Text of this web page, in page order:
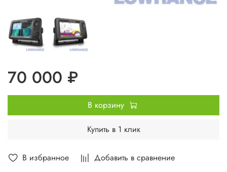
В избранное Добавить в сравнение
70 000 ₽
В корзину
Купить в 1 клик